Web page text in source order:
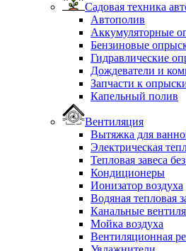
Садовая техника
Автополив
Аккумуляторные
Бензиновые
Гидравлические
Дождеватели и
Запчасти к
Капельный полив
Вентиляция
Вытяжка для
Электрическая
Тепловая завеса
Кондиционеры
Ионизатор воздуха
Водяная тепловая
Канальные
Мойка воздуха
Вентиляционная